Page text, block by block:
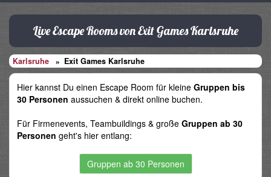
Live Escape Rooms von Exit Games Karlsruhe
Karlsruhe Exit Games Karlsruhe
Hier kannst Du einen Escape Room für kleine Gruppen bis
30 Personen aussuchen & direkt online buchen.
Für Firmenevents, Teambuildings & große Gruppen ab 30
Personen geht's hier entlang:
Gruppen ab 30 Personen